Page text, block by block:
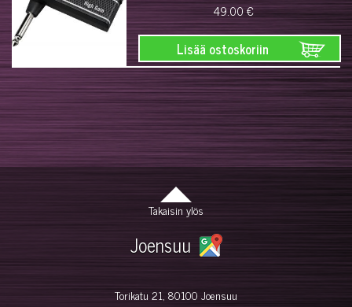
49.00 €
Lisää ostoskoriin
Takaisin ylös
Joensuu
Torikatu 21, 80100 Joensuu